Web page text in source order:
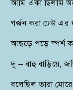
আমি একা ছিলাম
গর্জন করা ঢেউ এর
আছড়ে পড়ে স্পর্শ
দু – বাহু বাড়িয়ে,
বলেছিল তারা